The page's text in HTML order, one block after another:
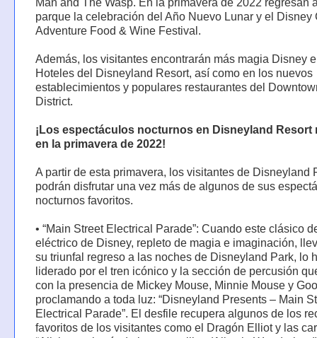
Man and The Wasp. En la primavera de 2022 regresan
parque la celebración del Año Nuevo Lunar y el Disney
Adventure Food & Wine Festival.
Además, los visitantes encontrarán más magia Disney
Hoteles del Disneyland Resort, así como en los nuevos
establecimientos y populares restaurantes del
District.
¡Los espectáculos nocturnos en Disneyland Resort
en la primavera de 2022!
A partir de esta primavera, los visitantes de Disneyland
podrán disfrutar una vez más de algunos de sus
nocturnos favoritos.
• “Main Street Electrical Parade”: Cuando este clásico
eléctrico de Disney, repleto de magia e imaginación,
su triunfal regreso a las noches de Disneyland Park, lo
liderado por el tren icónico y la sección de percusión
con la presencia de Mickey Mouse, Minnie Mouse y
proclamando a toda luz: “Disneyland Presents – Main
Electrical Parade”. El desfile recupera algunos de los
favoritos de los visitantes como el Dragón Elliot y las